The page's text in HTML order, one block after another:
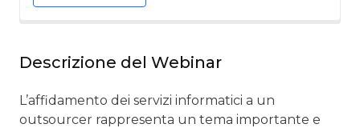
Descrizione del Webinar
L’affidamento dei servizi informatici a un
outsourcer rappresenta un tema importante e